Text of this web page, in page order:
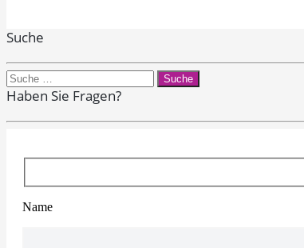
Suche
Search
for:
Haben Sie Fragen?
Name